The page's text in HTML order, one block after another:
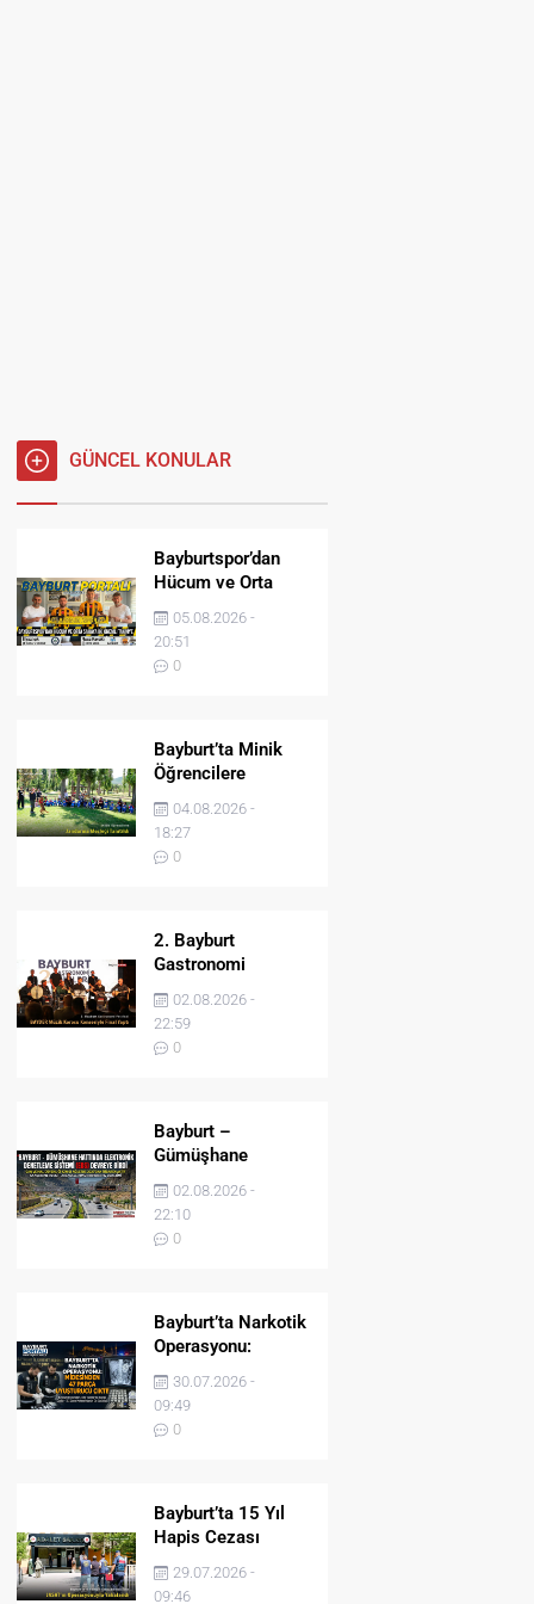
GÜNCEL KONULAR
Bayburtspor’dan
Hücum ve Orta
Sahaya İki Önemli
Takviye
05.08.2026 -
20:51
0
Bayburt’ta Minik
Öğrencilere
Jandarma Mesleği
Tanıtıldı
04.08.2026 -
18:27
0
2. Bayburt
Gastronomi
Festivali BAYDER
Müzik Korosu
Konseriyle Final
Yaptı
02.08.2026 -
22:59
0
Bayburt –
Gümüşhane
Hattında Elektronik
Denetleme Sistemi
(EDS) Devreye Girdi
02.08.2026 -
22:10
0
Bayburt’ta Narkotik
Operasyonu:
Midesinden 47
Parça Uyuşturucu
Çıktı!
30.07.2026 -
09:49
0
Bayburt’ta 15 Yıl
Hapis Cezası
Bulunan Şahıs
JASAT’ın
29.07.2026 -
09:46